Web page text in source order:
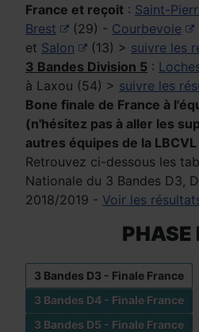
France et reçoit : Saint-
Brest
(29) - Courbevoie
et Salon (13) > suivre les
3 Bandes Division 5 :
à Laxou (54) > suivre les
Bone finale de France à
(n'hésitez pas à aller les
autres équipes de la LBCVL
Retrouvez ci-dessous les
Nationale du 3 Bandes D3,
2018/2019 - Voir les
PHASE
3 Bandes D3 - Finale France
3 Bandes D4 - Finale France
3 Bandes D5 - Finale France